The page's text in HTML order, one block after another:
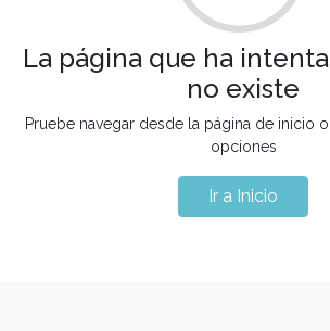
La página que ha
no existe
Pruebe navegar desde la página de inicio
opciones
Ir a Inicio